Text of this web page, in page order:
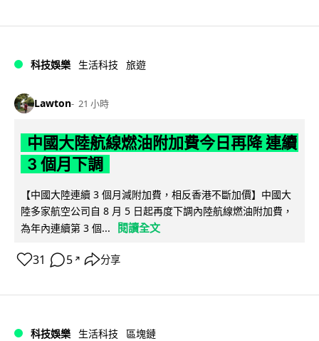
科技娛樂 生活科技 旅遊
Lawton 21 小時
中國大陸航線燃油附加費今日再降 連續
3 個月下調
【中國大陸連續 3 個月減附加費，相反香港不斷加價】中國大
陸多家航空公司自 8 月 5 日起再度下調內陸航線燃油附加費，
為年內連續第 3 個...
閱讀全文
31 5 ↗ 分享
科技娛樂 生活科技 區塊鏈